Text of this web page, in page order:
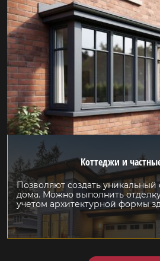
Коттеджи и
Позволяют создать уникальный
дома. Можно выполнить
учетом архитектурной формы